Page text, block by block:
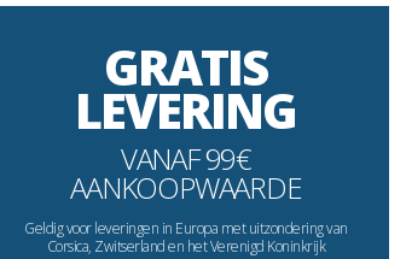
GRATIS
LEVERING
VANAF 99€
AANKOOPWAARDE
Geldig voor leveringen in Europa met uitzondering van
Corsica, Zwitserland en het Verenigd Koninkrijk